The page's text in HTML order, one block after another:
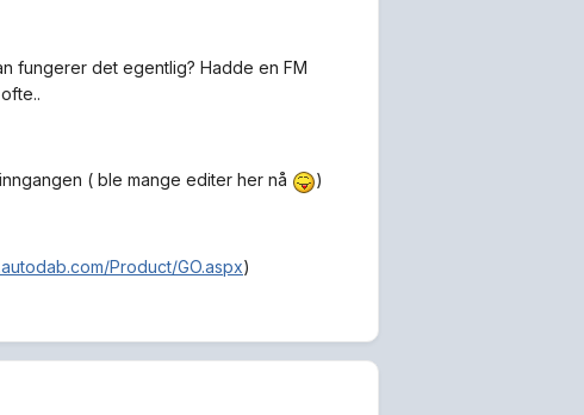
fungerer det egentlig? Hadde en FM
( ble mange editer her nå )
Product/GO.aspx)